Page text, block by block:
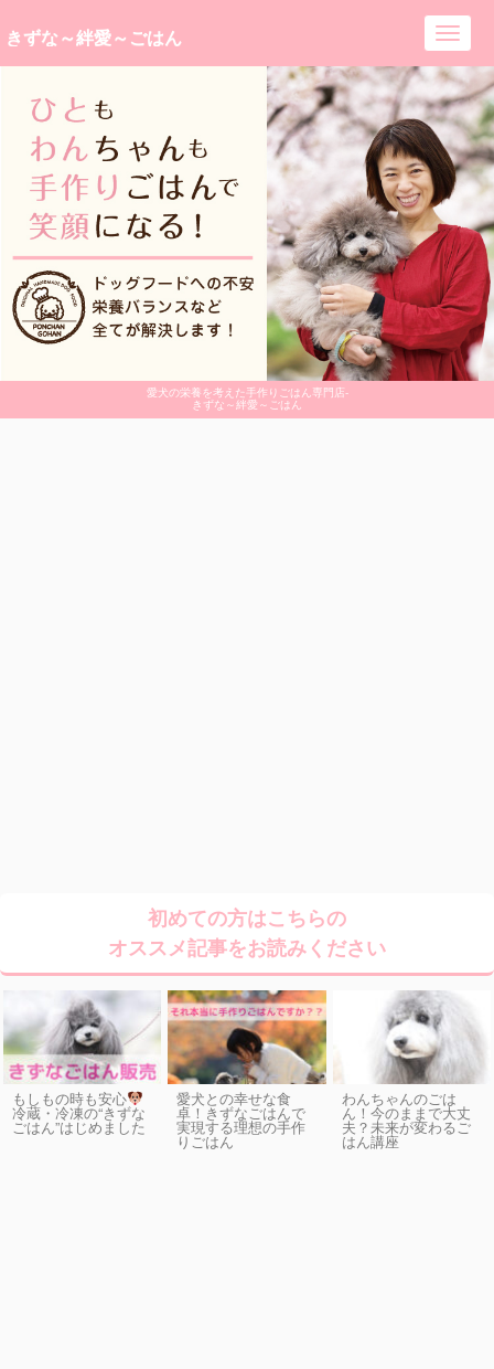
愛犬の栄養を考えた手作りごはん専門店-
きずな～絆愛～ごはん
きずな～絆愛～ごはん
初めての方はこちらの
オススメ記事をお読みください
もしもの時も安心
冷蔵・冷凍の“きずな
ごはん”はじめました
愛犬との幸せな食
卓！きずなごはんで
実現する理想の手作
りごはん
わんちゃんのごは
ん！今のままで大丈
夫？未来が変わるご
はん講座